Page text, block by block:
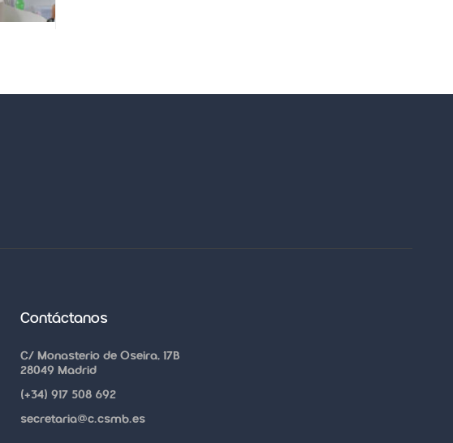
Contáctanos
C/ Monasterio de Oseira, 17B
28049 Madrid
(+34) 917 508 692
secretaria@c.csmb.es